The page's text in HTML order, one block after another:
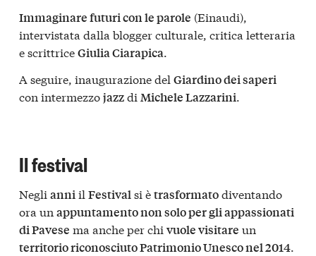
Immaginare futuri con le parole (Einaudi),
intervistata dalla blogger culturale, critica letteraria
e scrittriceGiulia Ciarapica.
A seguire, inaugurazione del Giardino dei saperi
con intermezzojazzdi Michele Lazzarini.
Il festival
Negli anniil Festivalsi ètrasformatodiventando
ora un appuntamento non solo per gli appassionati
di Pavese ma anche per chi vuole visitare un
territorio riconosciuto Patrimonio Unesco nel 2014.